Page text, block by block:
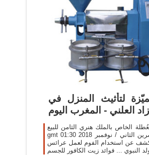
لتأثيث المنزل في
العلني - المغرب اليوم
الخاص بالملك هنري الثامن للبيع.
gmt 01:30 2018 الأربعاء ,14 تشرين الثاني / نوفمبر
عن استخدام الفوم لعمل عرائس